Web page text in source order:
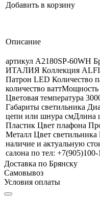
Добавить в корзину
Описание
артикул A2180SP-60WH
ИТАЛИЯ Коллекция
Патрон LED Количество
количество
Цветовая температура
Габариты светильника
цепи или шнура смДлина
Пластик Цвет плафона
Металл Цвет светильника
наличие и актуальную
салона по тел:
Доставка по Брянску
Самовывоз
Условия оплаты